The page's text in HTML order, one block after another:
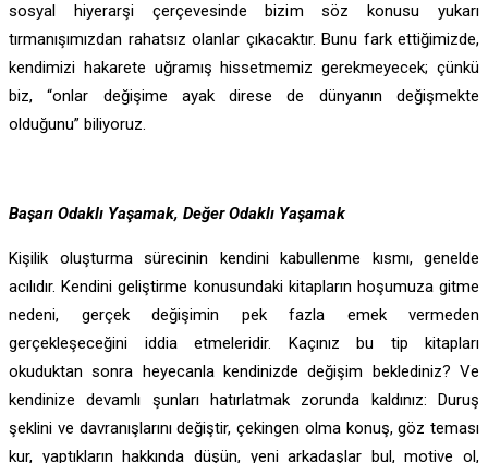
sosyal hiyerarşi çerçevesinde bizim söz konusu yukarı
tırmanışımızdan rahatsız olanlar çıkacaktır. Bunu fark ettiğimizde,
kendimizi hakarete uğramış hissetmemiz gerekmeyecek; çünkü
biz, “onlar değişime ayak direse de dünyanın değişmekte
olduğunu” biliyoruz.
Başarı Odaklı Yaşamak, Değer Odaklı Yaşamak
Kişilik oluşturma sürecinin kendini kabullenme kısmı, genelde
acılıdır. Kendini geliştirme konusundaki kitapların hoşumuza gitme
nedeni, gerçek değişimin pek fazla emek vermeden
gerçekleşeceğini iddia etmeleridir. Kaçınız bu tip kitapları
okuduktan sonra heyecanla kendinizde değişim beklediniz? Ve
kendinize devamlı şunları hatırlatmak zorunda kaldınız: Duruş
şeklini ve davranışlarını değiştir, çekingen olma konuş, göz teması
kur, yaptıkların hakkında düşün, yeni arkadaşlar bul, motive ol,